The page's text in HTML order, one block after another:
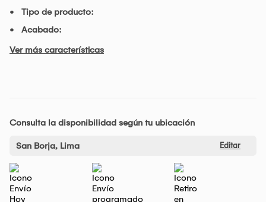
Tipo de producto:
Acabado:
Ver más características
Consulta la disponibilidad según tu ubicación
San Borja, Lima Editar